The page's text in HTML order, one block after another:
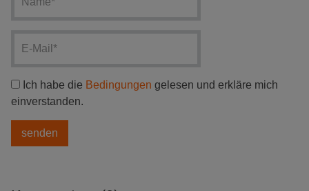
Ich habe die Bedingungen gelesen und erkläre mich
einverstanden.